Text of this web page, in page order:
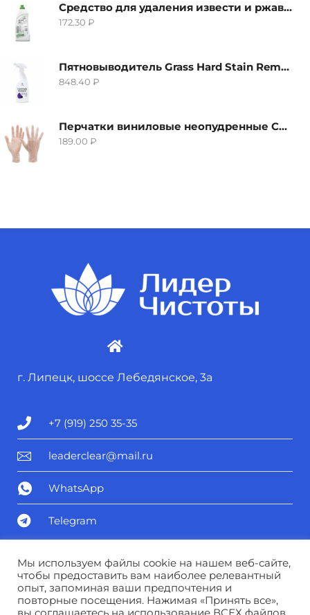
Средство для удаления извести и ржавчины Grass Gloss-Gel, 500мл
172.30 ₽
Пятновыводитель Grass Hard Stain Remover, 600мл
848.40 ₽
Перчатки виниловые неопудренные CTP-BS, размер S
189.00 ₽
г. Липецк, шоссе Лебедянское, 3а
+7 (919) 250 35-35
leaderclear@mail.ru
WhatsApp
Telegram
Политика конфиденциальности
Соглашение о персональных данных
Мы используем файлы cookie на нашем веб-сайте,
чтобы предоставить вам наиболее релевантный
опыт, запоминая ваши предпочтения и
повторные посещения. Нажимая «Принять все»,